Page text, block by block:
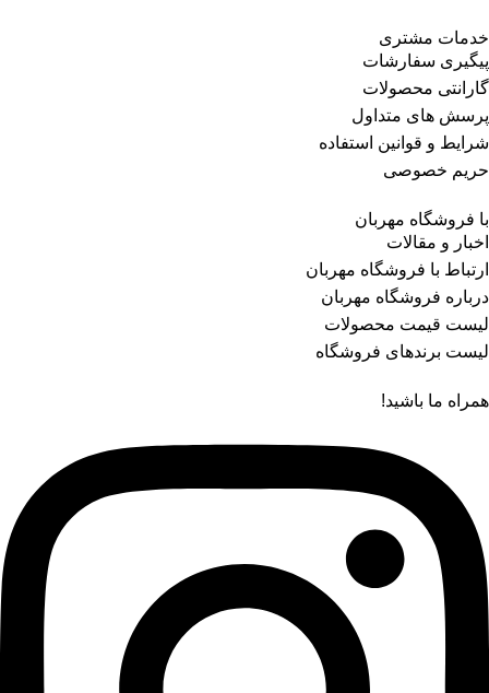
خدمات مشتری
پیگیری سفارشات
گارانتی محصولات
پرسش های متداول
شرایط و قوانین استفاده
حریم خصوصی
با فروشگاه مهربان
اخبار و مقالات
ارتباط با فروشگاه مهربان
درباره فروشگاه مهربان
لیست قیمت محصولات
لیست برندهای فروشگاه
همراه ما باشید!